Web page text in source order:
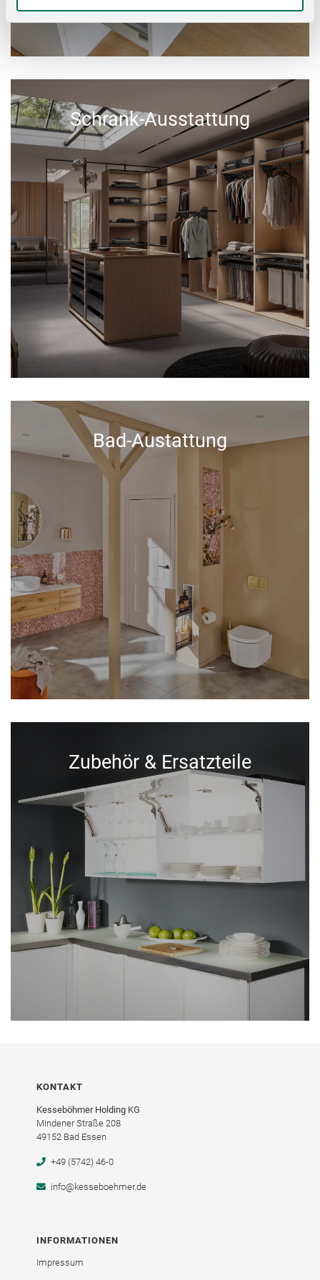
Schrank-Ausstattung
Bad-Austattung
Zubehör & Ersatzteile
KONTAKT
Kesseböhmer Holding KG
Mindener Straße 208
49152 Bad Essen
+49 (5742) 46-0
info@kesseboehmer.de
INFORMATIONEN
Impressum